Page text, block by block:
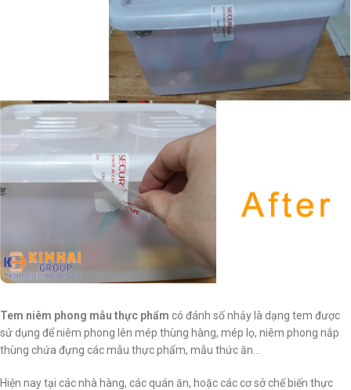
Tem niêm phong mẫu thực phẩm có đánh số nhảy là dạng tem được
sử dụng để niêm phong lên mép thùng hàng, mép lọ, niêm phong nắp
thùng chứa đựng các mẫu thực phẩm, mẫu thức ăn…
Hiện nay tại các nhà hàng, các quán ăn, hoặc các cơ sở chế biến thực